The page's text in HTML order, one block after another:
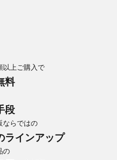
以上ご購入で
料
段
ならではの
ラインアップ
の